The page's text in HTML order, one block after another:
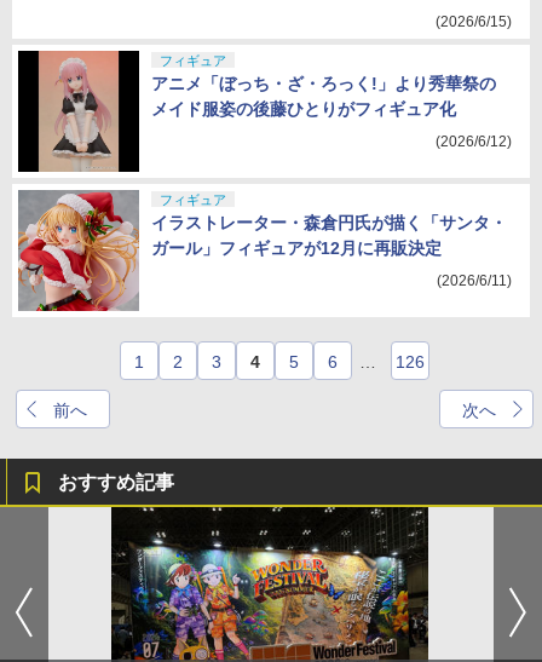
(2026/6/15)
フィギュア
アニメ「ぼっち・ざ・ろっく!」より秀華祭の
メイド服姿の後藤ひとりがフィギュア化
(2026/6/12)
フィギュア
イラストレーター・森倉円氏が描く「サンタ・
ガール」フィギュアが12月に再販決定
(2026/6/11)
前へ
1 2 3 4 5 6 126
次へ
おすすめ記事